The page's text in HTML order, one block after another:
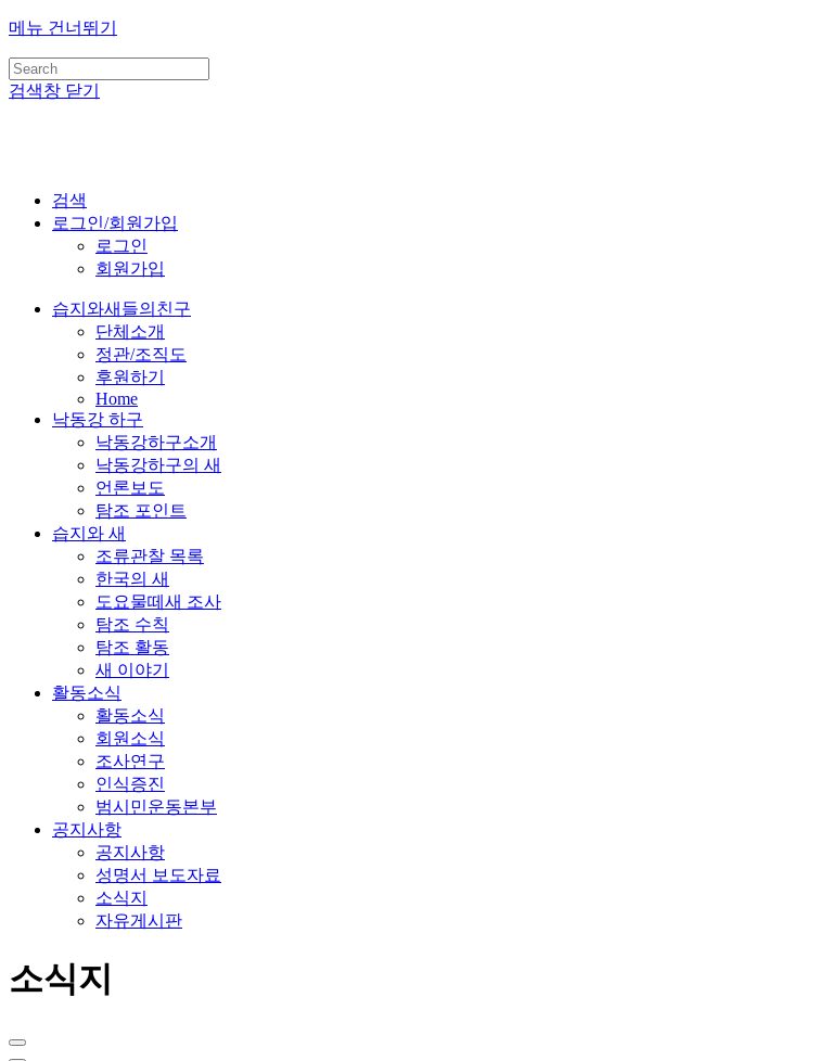
메뉴 건너뛰기
검색창 닫기
검색
로그인/회원가입
로그인
회원가입
습지와새들의친구
단체소개
정관/조직도
후원하기
Home
낙동강 하구
낙동강하구소개
낙동강하구의 새
언론보도
탐조 포인트
습지와 새
조류관찰 목록
한국의 새
도요물떼새 조사
탐조 수칙
탐조 활동
새 이야기
활동소식
활동소식
회원소식
조사연구
인식증진
범시민운동본부
공지사항
공지사항
성명서 보도자료
소식지
자유게시판
소식지